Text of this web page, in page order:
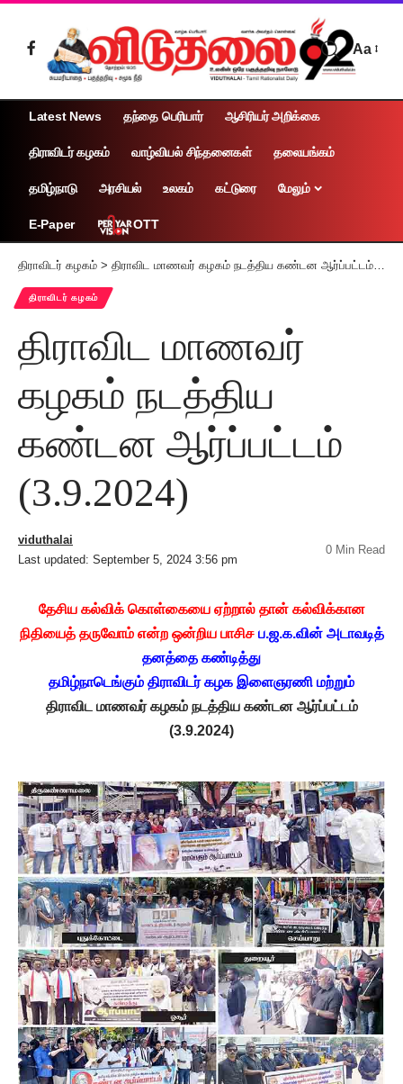
Aa
Latest News தந்தை பெரியார் ஆசிரியர் அறிக்கை
திராவிடர் கழகம் வாழ்வியல் சிந்தனைகள் தலையங்கம்
தமிழ்நாடு அரசியல் உலகம் கட்டுரை மேலும்
E-Paper OTT
திராவிடர் கழகம் > திராவிட மாணவர் கழகம் நடத்திய கண்டன ஆர்ப்பட்டம் (3.9.2024)
திராவிடர் கழகம்
திராவிட மாணவர்
கழகம் நடத்திய
கண்டன ஆர்ப்பட்டம்
(3.9.2024)
Last updated: September 5, 2024 3:56 pm
viduthalai
0 Min Read
தேசிய கல்விக் கொள்கையை ஏற்றால் தான் கல்விக்கான
நிதியைத் தருவோம் என்ற ஒன்றிய பாசிச ப.ஜ.க.வின் அடாவடித்
தனத்தை கண்டித்து
தமிழ்நாடெங்கும் திராவிடர் கழக இளைஞரணி மற்றும்
திராவிட மாணவர் கழகம் நடத்திய கண்டன ஆர்ப்பட்டம்
(3.9.2024)